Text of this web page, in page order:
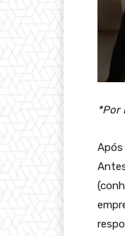
*Por
Após